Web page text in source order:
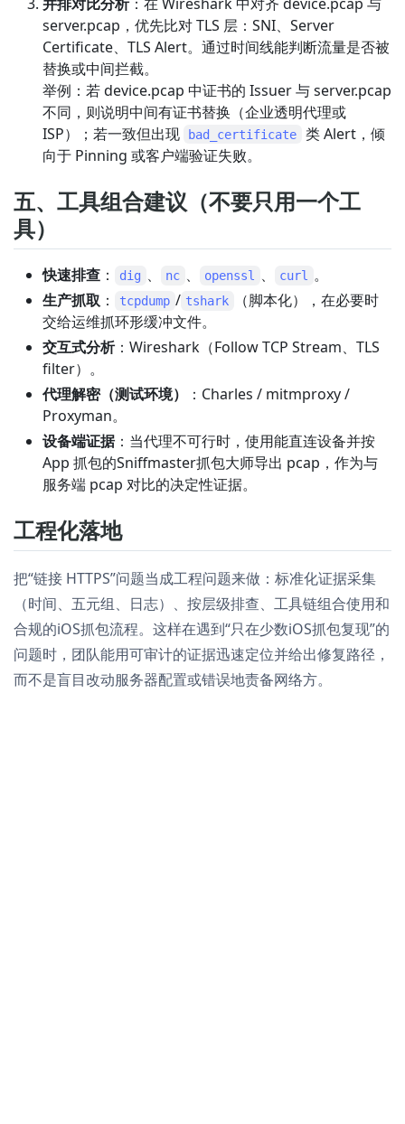
server.pcap，优先比对 TLS 层：SNI、Server
Certificate、TLS Alert。通过时间线能判断流量是否被
替换或中间拦截。
举例：若 device.pcap 中证书的 Issuer 与 server.pcap
不同，则说明中间有证书替换（企业透明代理或
ISP）；若一致但出现
bad_certificate
类 Alert，倾
向于 Pinning 或客户端验证失败。
五、工具组合建议（不要只用一个工
具）
快速排查 ： dig 、 nc 、 openssl 、 curl
。
生产抓取 ： tcpdump / tshark
（脚本化），在必要时
交给运维抓环形缓冲文件。
交互式分析：Wireshark（Follow TCP Stream、TLS
filter）。
代理解密（测试环境）
：Charles / mitmproxy /
Proxyman。
设备端证据：当代理不可行时，使用能直连设备并按
App 抓包的Sniffmaster抓包大师导出 pcap，作为与
服务端 pcap 对比的决定性证据。
工程化落地
把“链接 HTTPS”问题当成工程问题来做：标准化证据采集
（时间、五元组、日志）、按层级排查、工具链组合使用和
合规的iOS抓包流程。这样在遇到“只在少数iOS抓包复现”的
问题时，团队能用可审计的证据迅速定位并给出修复路径，
而不是盲目改动服务器配置或错误地责备网络方。